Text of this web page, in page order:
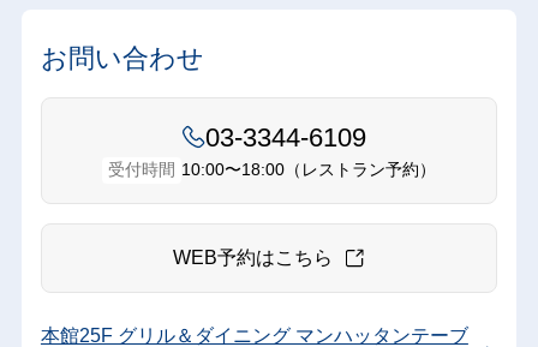
お問い合わせ
03-3344-6109
受付時間 10:00〜18:00（レストラン予約）
WEB予約はこちら
本館25F グリル＆ダイニング マンハッタンテーブ